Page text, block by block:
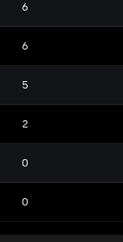
6
6
5
2
0
0